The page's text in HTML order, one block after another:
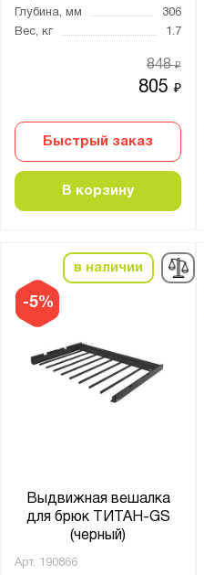
Глубина, мм
306
Вес, кг
1.7
805₽
848₽
Быстрый заказ
В корзину
-5%
в наличии
Выдвижная вешалка
для брюк ТИТАН-GS
(черный)
Арт. 190866